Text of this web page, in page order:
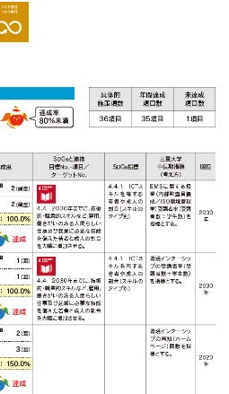
Strategy
境
会の活動
んなに
をみんなに、そしてクリーンに
住み続けられるまちづくりを